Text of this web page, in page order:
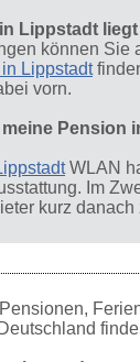
Lippstadt
können Sie
Lippstadt
vorn.
Pension
WLAN
Im
kurz danach